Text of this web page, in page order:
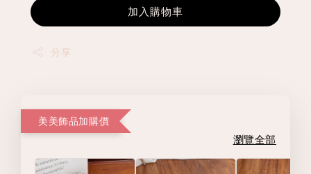
加入購物車
分享
美美飾品加購價
瀏覽全部